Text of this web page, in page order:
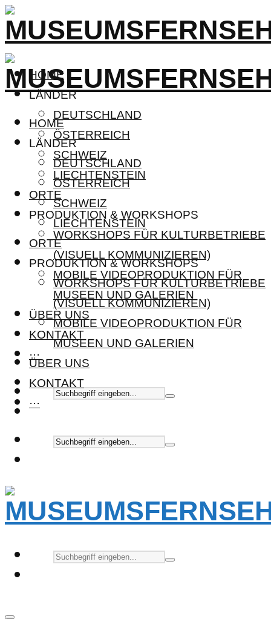
HOME
LÄNDER
DEUTSCHLAND
ÖSTERREICH
SCHWEIZ
LIECHTENSTEIN
ORTE
PRODUKTION & WORKSHOPS
WORKSHOPS FÜR KULTURBETRIEBE
(VISUELL KOMMUNIZIEREN)
MOBILE VIDEOPRODUKTION FÜR
MUSEEN UND GALERIEN
ÜBER UNS
KONTAKT
···
HOME
LÄNDER
DEUTSCHLAND
ÖSTERREICH
SCHWEIZ
LIECHTENSTEIN
ORTE
PRODUKTION & WORKSHOPS
WORKSHOPS FÜR KULTURBETRIEBE
(VISUELL KOMMUNIZIEREN)
MOBILE VIDEOPRODUKTION FÜR
MUSEEN UND GALERIEN
ÜBER UNS
KONTAKT
···